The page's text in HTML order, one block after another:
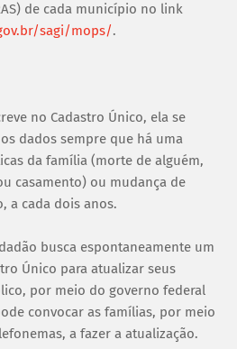
de cada município no link
sagi/mops/.
no Cadastro Único, ela se
dados sempre que há uma
da família (morte de alguém,
casamento) ou mudança de
a cada dois anos.
busca espontaneamente um
Único para atualizar seus
por meio do governo federal
convocar as famílias, por meio
a fazer a atualização.